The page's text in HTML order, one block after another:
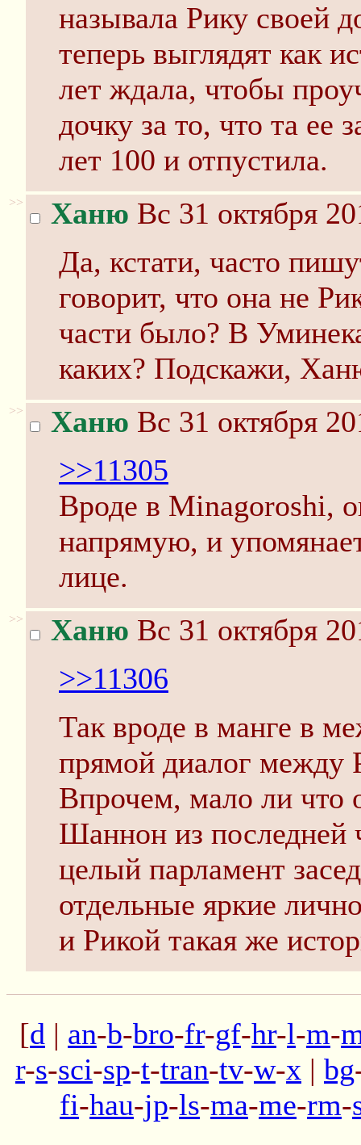
называла Рику своей
теперь выглядят как
лет ждала, чтобы
дочку за то, что та ее
лет 100 и отпустила.
>> Ханю Вс 31 октября
Да, кстати, часто
говорит, что она не
части было? В
каких? Подскажи,
>> Ханю Вс 31 октября
>>11305
Вроде в Minagoroshi,
напрямую, и
лице.
>> Ханю Вс 31 октября
>>11306
Так вроде в манге в
прямой диалог между
Впрочем, мало ли что
Шаннон из последней
целый парламент
отдельные яркие
и Рикой такая же
[d | an-b-bro-fr-gf-hr-l-m-
r-s-sci-sp-t-tran-tv-w-x | bg
fi-hau-jp-ls-ma-me-rm-